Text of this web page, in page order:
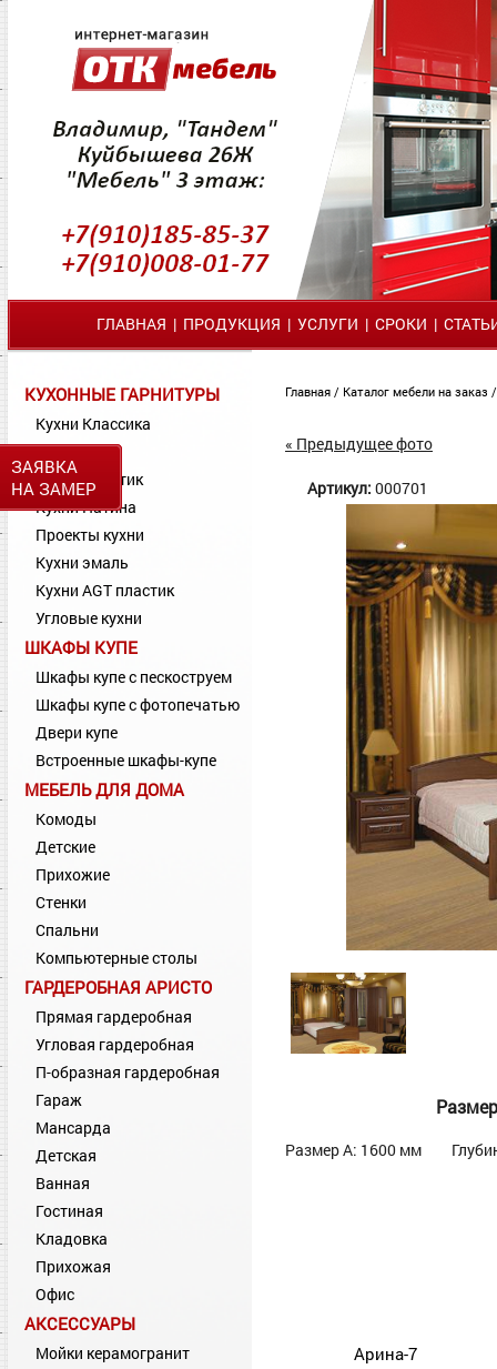
ЗАЯВКА
НА ЗАМЕР
ГЛАВНАЯ | ПРОДУКЦИЯ | УСЛУГИ | СРОКИ |
КУХОННЫЕ ГАРНИТУРЫ
Кухни Классика
Кухни МДФ
Кухни Пластик
Кухни Патина
Проекты кухни
Кухни эмаль
Кухни AGT пластик
Угловые кухни
ШКАФЫ КУПЕ
Шкафы купе с пескоструем
Шкафы купе с фотопечатью
Двери купе
Встроенные шкафы-купе
МЕБЕЛЬ ДЛЯ ДОМА
Комоды
Детские
Прихожие
Стенки
Спальни
Компьютерные столы
ГАРДЕРОБНАЯ АРИСТО
Прямая гардеробная
Угловая гардеробная
П-образная гардеробная
Гараж
Мансарда
Детская
Ванная
Гостиная
Кладовка
Прихожая
Офис
АКСЕССУАРЫ
Мойки керамогранит
Главная / Каталог мебели на заказ
« Предыдущее фото
Артикул: 000701
Размер А: 1600 мм
Арина-7